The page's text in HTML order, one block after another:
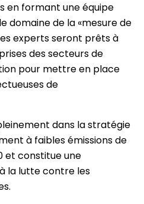
en formant une équipe
domaine de la «mesure de
experts seront prêts à
des secteurs de
pour mettre en place
de
dans la stratégie
à faibles émissions de
et constitue une
la lutte contre les